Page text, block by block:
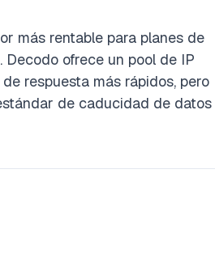
más rentable para planes de
Decodo ofrece un pool de IP
respuesta más rápidos, pero
de caducidad de datos